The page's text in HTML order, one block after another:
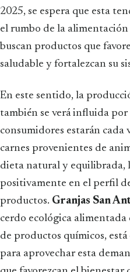
2025, se espera que esta
el rumbo de la
buscan productos que
saludable y fortalezcan su
En este sentido, la
también se verá influida
consumidores estarán cada
carnes provenientes de
dieta natural y equilibrada,
positivamente en el perfil
productos. Granjas San
cerdo ecológica
de productos químicos,
para aprovechar esta